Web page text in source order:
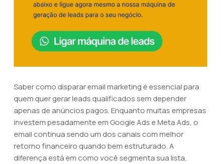
Saber como disparar email marketing é essencial para
quem quer gerar leads qualificados sem depender
apenas de anúncios pagos. Enquanto muitas empresas
investem pesadamente em Google Ads e Meta Ads, o
email continua sendo um dos canais com melhor
retorno financeiro quando bem estruturado. A
diferença está em como você segmenta sua lista,